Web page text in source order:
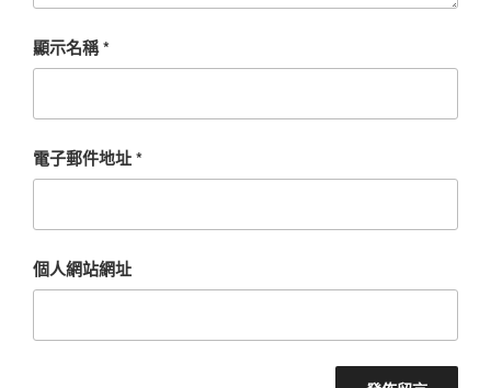
顯示名稱*
電子郵件地址*
個人網站網址